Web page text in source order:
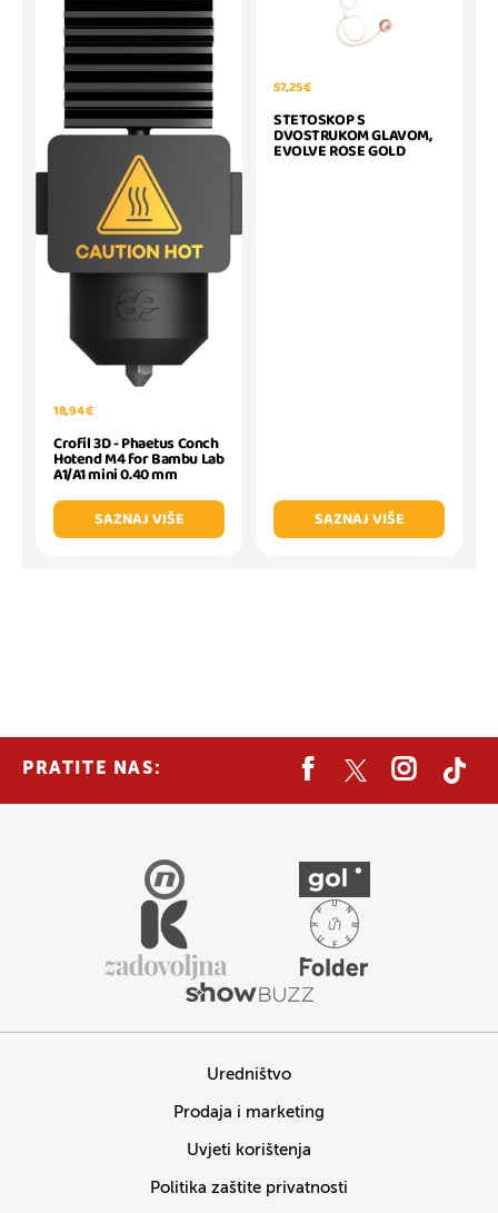
18,94 €
Crofil 3D - Phaetus Conch
Hotend M4 for Bambu Lab
A1/A1 mini 0.40 mm
SAZNAJ VIŠE
57,25 €
STETOSKOP S
DVOSTRUKOM GLAVOM,
EVOLVE ROSE GOLD
SAZNAJ VIŠE
PRATITE NAS:
Uredništvo
Prodaja i marketing
Uvjeti korištenja
Politika zaštite privatnosti